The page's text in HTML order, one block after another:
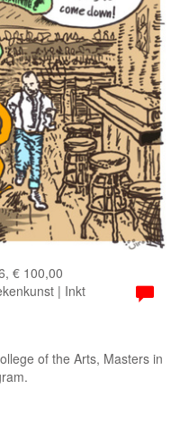
€ 100,00
| Inkt
of the Arts, Masters in